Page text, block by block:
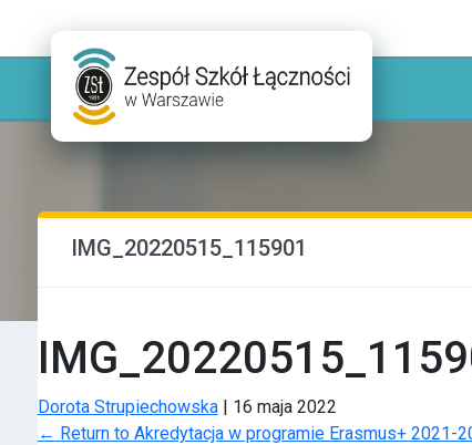
IMG_20220515_115901
Dorota Strupiechowska | 16 maja 2022
← Return to Akredytacja w programie Erasmus+